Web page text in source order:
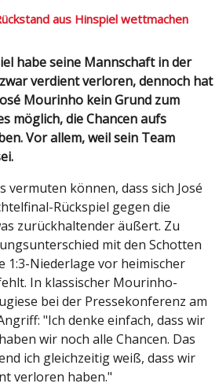
aus Hinspiel wettmachen
verdient verloren, dennoch hat
Mourinho kein Grund zum
möglich, die Chancen aufs
Vor allem, weil sein Team
vermuten können, dass sich José
Rückspiel gegen die
zurückhaltender äußert. Zu
mit den Schotten
1:3-Niederlage vor heimischer
In klassischer Mourinho-
bei der Pressekonferenz am
"Ich denke einfach, dass wir
wir noch alle Chancen. Das
ich gleichzeitig weiß, dass wir
verloren haben."